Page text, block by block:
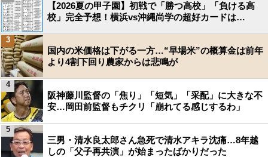
【2026夏の甲子園】初戦で「勝つ高校」「負ける高
校」完全予想！横浜vs沖縄尚学の超好カードは…
国内の米価格は下がる一方…“早場米”の概算金は前年
より4割下回り農家からは悲鳴が
3
阪神藤川監督の「焦り」「短気」「采配」に大きな不
安…岡田前監督もチクリ「崩れてる感じするわ」
4
三男・清水良太郎さん急死で清水アキラ沈痛…8年越
しの「父子再共演」が始まったばかりだった
5